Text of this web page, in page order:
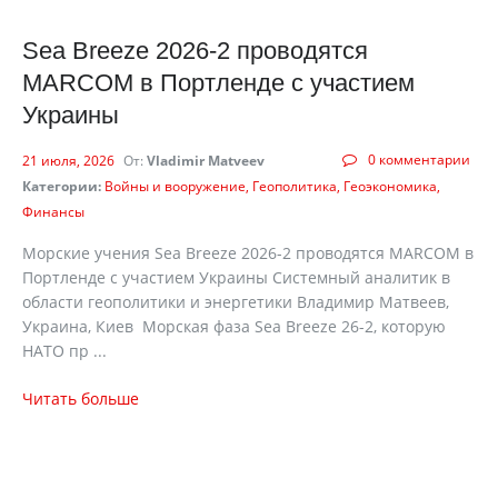
Sea Breeze 2026-2 проводятся
MARCOM в Портленде с участием
Украины
0 комментарии
21 июля, 2026 От: Vladimir Matveev
Категории: Войны и вооружение Геополитика Геоэкономика
Финансы
Морские учения Sea Breeze 2026-2 проводятся MARCOM в
Портленде с участием Украины Системный аналитик в
области геополитики и энергетики Владимир Матвеев,
Украина, Киев Морская фаза Sea Breeze 26-2, которую
НАТО пр ...
Читать больше